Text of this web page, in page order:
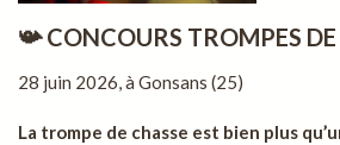
📯 CONCOURS TROMPES DE
28 juin 2026, à Gonsans (25)
La trompe de chasse est bien plus